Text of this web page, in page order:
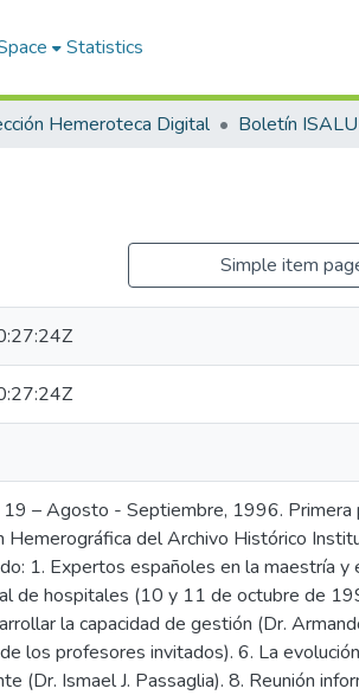
Statistics
Hemeroteca Digital Boletín
Simple item
– Agosto - Septiembre, 1996.
Hemerográfica del Archivo Histórico
1. Expertos españoles en la maestría
de hospitales (10 y 11 de octubre de
la capacidad de gestión (Dr.
los profesores invitados). 6. La
(Dr. Ismael J. Passaglia). 8. Reunión